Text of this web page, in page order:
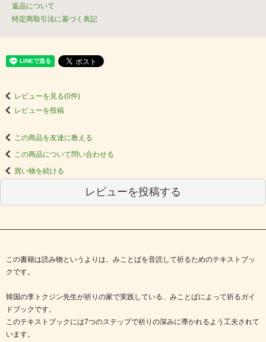
返品について
特定商取引法に基づく表記
レビューを見る(0件)
レビューを投稿
この商品を友達に教える
この商品について問い合わせる
買い物を続ける
レビューを投稿する
この書籍は読み物というよりは、みことばを音読して祈るためのテキストブッ
クです。
韓国の李トクジン先生が祈りの家で実践している、みことばによって祈るガイ
ドブックです。
このテキストブックには7つのステップで祈りの深みに導かれるよう工夫されて
います。